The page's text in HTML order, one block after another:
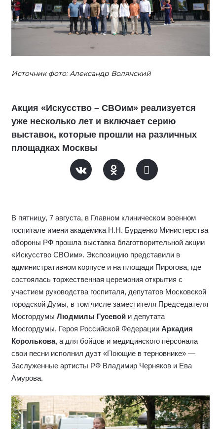
Источник фото: Александр Волянский
Акция «Искусство – СВОим» реализуется
уже несколько лет и включает серию
выставок, которые прошли на различных
площадках Москвы
В пятницу, 7 августа, в Главном клиническом военном
госпитале имени академика Н.Н. Бурденко Министерства
обороны РФ прошла выставка благотворительной акции
«Искусство СВОим». Экспозицию представили в
административном корпусе и на площади Пирогова, где
состоялась торжественная церемония открытия с
участием руководства госпиталя, депутатов Московской
городской Думы, в том числе заместителя Председателя
Мосгордумы Людмилы Гусевой и депутата
Мосгордумы, Героя Российской Федерации Аркадия
Королькова, а для бойцов и медицинского персонала
свои песни исполнил дуэт «Поющие в терновнике» —
Заслуженные артисты РФ Владимир Черняков и Ева
Амурова.